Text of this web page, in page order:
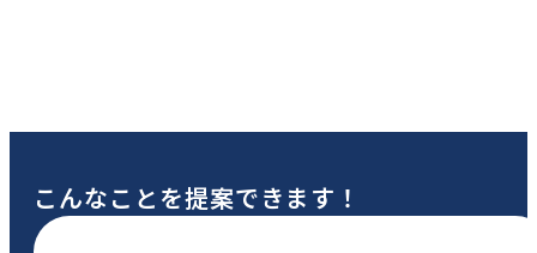
こんなことを提案できます！